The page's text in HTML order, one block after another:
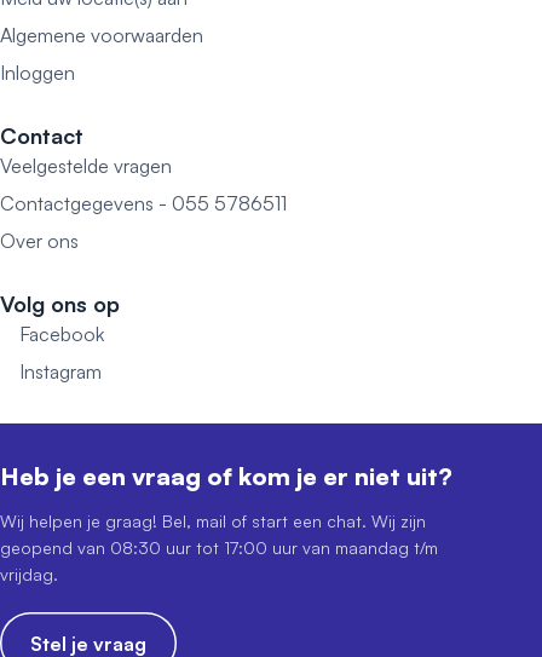
Algemene voorwaarden
Inloggen
Contact
Veelgestelde vragen
Contactgegevens - 055 5786511
Over ons
Volg ons op
Facebook
Instagram
Heb je een vraag of kom je er niet uit?
Wij helpen je graag! Bel, mail of start een chat. Wij zijn
geopend van 08:30 uur tot 17:00 uur van maandag t/m
vrijdag.
Stel je vraag